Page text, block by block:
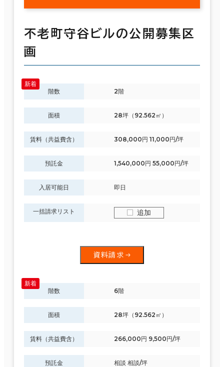
不老町守谷ビルの公開募集区
画
階数 2階
面積 28坪（92.562㎡）
賃料（共益費含） 308,000円 11,000円/坪
預託金 1,540,000円 55,000円/坪
入居可能日 即日
一括請求リスト 追加
資料請求
階数 6階
面積 28坪（92.562㎡）
賃料（共益費含） 266,000円 9,500円/坪
預託金 相談 相談/坪